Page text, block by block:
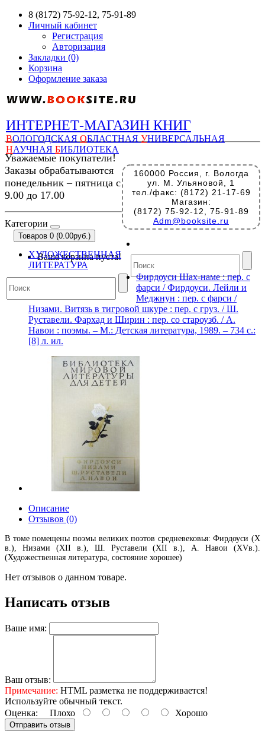
8 (8172) 75-92-12, 75-91-89
Личный кабинет
Регистрация
Авторизация
Закладки (0)
Корзина
Оформление заказа
ИНТЕРНЕТ-МАГАЗИН КНИГ
ВОЛОГОДСКАЯ ОБЛАСТНАЯ УНИВЕРСАЛЬНАЯ
НАУЧНАЯ БИБЛИОТЕКА
160000 Россия, г. Вологда
ул. М. Ульяновой, 1
тел./факс: (8172) 21-17-69
Магазин:
(8172) 75-92-12, 75-91-89
Adm@booksite.ru
Уважаемые покупатели!
Заказы обрабатываются
понедельник – пятница с
9.00 до 17.00
Категории
Товаров 0 (0.00руб.)
Ваша корзина пуста!
ХУДОЖЕСТВЕННАЯ
ЛИТЕРАТУРА
Фирдоуси Шах-наме : пер. с
фарси / Фирдоуси. Лейли и
Меджнун : пер. с фарси /
Низами. Витязь в тигровой шкуре : пер. с груз. / Ш.
Руставели. Фархад и Ширин : пер. со староузб. / А.
Навои : поэмы. – М.: Детская литература, 1989. – 734 с.:
[8] л. ил.
Описание
Отзывов (0)
В томе помещены поэмы великих поэтов средневековья: Фирдоуси (X
в.), Низами (XII в.), Ш. Руставели (XII в.), А. Навои (XVв.).
(Художественная литература, состояние хорошее)
Нет отзывов о данном товаре.
Написать отзыв
Ваше имя:
Ваш отзыв:
Примечание: HTML разметка не поддерживается!
Используйте обычный текст.
Оценка: Плохо Хорошо
Отправить отзыв